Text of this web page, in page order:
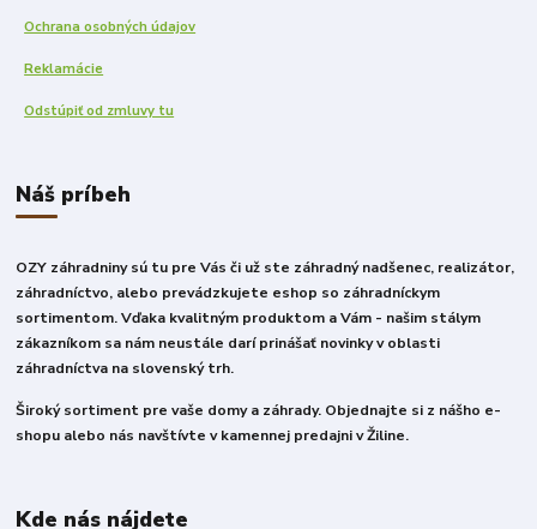
Ochrana osobných údajov
Reklamácie
Odstúpiť od zmluvy tu
Náš príbeh
OZY záhradniny sú tu pre Vás či už ste záhradný nadšenec, realizátor,
záhradníctvo, alebo prevádzkujete eshop so záhradníckym
sortimentom. Vďaka kvalitným produktom a Vám - našim stálym
zákazníkom sa nám neustále darí prinášať novinky v oblasti
záhradníctva na slovenský trh.
Široký sortiment pre vaše domy a záhrady. Objednajte si z nášho e-
shopu alebo nás navštívte v kamennej predajni v Žiline.
Kde nás nájdete